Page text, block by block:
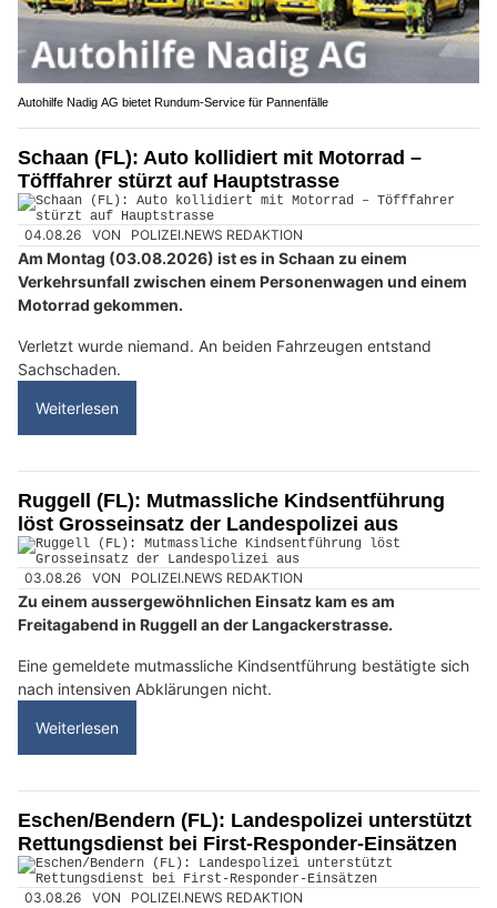
Autohilfe Nadig AG bietet Rundum‑Service für Pannenfälle
Schaan (FL): Auto kollidiert mit Motorrad –
Töfffahrer stürzt auf Hauptstrasse
04.08.26 VON POLIZEI.NEWS REDAKTION
Am Montag (03.08.2026) ist es in Schaan zu einem
Verkehrsunfall zwischen einem Personenwagen und einem
Motorrad gekommen.
Verletzt wurde niemand. An beiden Fahrzeugen entstand
Sachschaden.
Weiterlesen
Ruggell (FL): Mutmassliche Kindsentführung
löst Grosseinsatz der Landespolizei aus
03.08.26 VON POLIZEI.NEWS REDAKTION
Zu einem aussergewöhnlichen Einsatz kam es am
Freitagabend in Ruggell an der Langackerstrasse.
Eine gemeldete mutmassliche Kindsentführung bestätigte sich
nach intensiven Abklärungen nicht.
Weiterlesen
Eschen/Bendern (FL): Landespolizei unterstützt
Rettungsdienst bei First-Responder-Einsätzen
03.08.26 VON POLIZEI.NEWS REDAKTION